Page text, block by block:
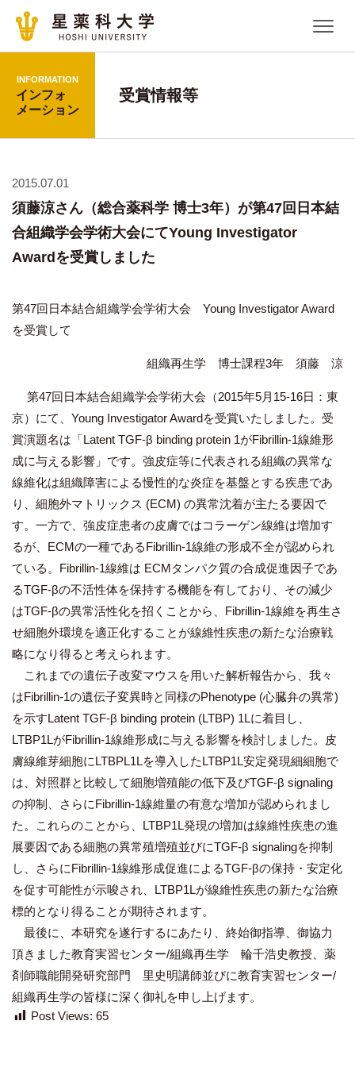
INFORMATION
インフォ
メーション
受賞情報等
2015.07.01
須藤涼さん（総合薬科学 博士3年）が第47回日本結
合組織学会学術大会にてYoung Investigator
Awardを受賞しました
第47回日本結合組織学会学術大会 Young Investigator Award
を受賞して
組織再生学 博士課程3年 須藤 涼
第47回日本結合組織学会学術大会（2015年5月15-16日：東
京）にて、Young Investigator Awardを受賞いたしました。受
賞演題名は「Latent TGF-β binding protein 1がFibrillin-1線維形
成に与える影響」です。強皮症等に代表される組織の異常な
線維化は組織障害による慢性的な炎症を基盤とする疾患であ
り、細胞外マトリックス (ECM) の異常沈着が主たる要因で
す。一方で、強皮症患者の皮膚ではコラーゲン線維は増加す
るが、ECMの一種であるFibrillin-1線維の形成不全が認められ
ている。Fibrillin-1線維は ECMタンパク質の合成促進因子であ
るTGF-βの不活性体を保持する機能を有しており、その減少
はTGF-βの異常活性化を招くことから、Fibrillin-1線維を再生さ
せ細胞外環境を適正化することが線維性疾患の新たな治療戦
略になり得ると考えられます。
これまでの遺伝子改変マウスを用いた解析報告から、我々
はFibrillin-1の遺伝子変異時と同様のPhenotype (心臓弁の異常)
を示すLatent TGF-β binding protein (LTBP) 1Lに着目し、
LTBP1LがFibrillin-1線維形成に与える影響を検討しました。皮
膚線維芽細胞にLTBPL1Lを導入したLTBP1L安定発現細細胞で
は、対照群と比較して細胞増殖能の低下及びTGF-β signaling
の抑制、さらにFibrillin-1線維量の有意な増加が認められまし
た。これらのことから、LTBP1L発現の増加は線維性疾患の進
展要因である細胞の異常殖増殖並びにTGF-β signalingを抑制
し、さらにFibrillin-1線維形成促進によるTGF-βの保持・安定化
を促す可能性が示唆され、LTBP1Lが線維性疾患の新たな治療
標的となり得ることが期待されます。
最後に、本研究を遂行するにあたり、終始御指導、御協力
頂きました教育実習センター/組織再生学 輪千浩史教授、薬
剤師職能開発研究部門 里史明講師並びに教育実習センター/
組織再生学の皆様に深く御礼を申し上げます。
Post Views: 65